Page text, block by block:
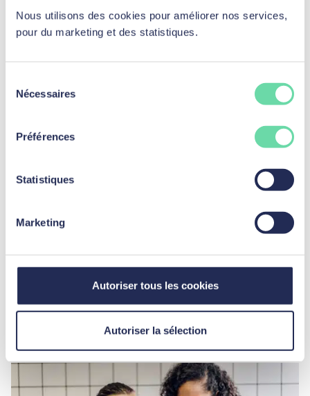
Nous utilisons des cookies pour améliorer nos services,
pour du marketing et des statistiques.
Nécessaires
Préférences
Statistiques
Marketing
Autoriser tous les cookies
Autoriser la sélection
Rachat de crédit étudiant : comment ça